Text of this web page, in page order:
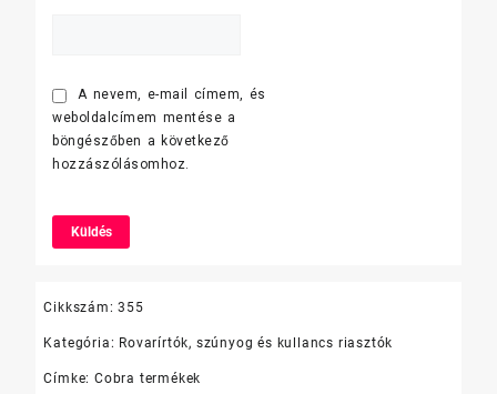
A nevem, e-mail címem, és
weboldalcímem mentése a
böngészőben a következő
hozzászólásomhoz.
Cikkszám:355
Kategória: Rovarírtók, szúnyog és kullancs riasztók
Címke:Cobra termékek